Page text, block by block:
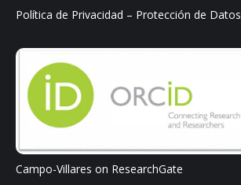
Política de Privacidad – Protección de Datos
Campo-Villares on ResearchGate